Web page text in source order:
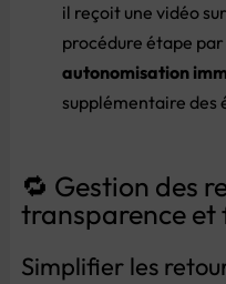
il reçoit unevidéo
procédureétape
autonomisation
supplémentairedes
🔁 Gestion des
transparenceet
Simplifier les